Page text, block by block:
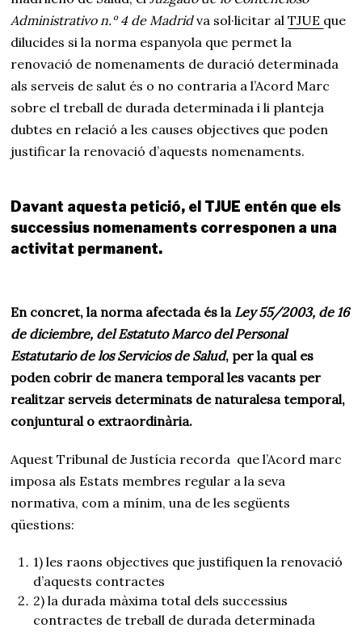
Administrativo n.º 4 de Madridva sol·licitar alTJUE que
dilucides si la norma espanyola que permet la
renovació de nomenaments de duració determinada
als serveis de salut és o no contraria a l’Acord Marc
sobre el treball de durada determinada i li planteja
dubtes en relació a les causes objectives que poden
justificar la renovació d’aquests nomenaments.
Davant aquesta petició, el TJUE entén que els
successius nomenaments corresponen a una
activitat permanent.
En concret, la norma afectada és la Ley 55/2003, de 16
de diciembre, del Estatuto Marco del Personal
Estatutario de los Servicios de Salud, per la qual es
poden cobrir de manera temporal les vacants per
realitzar serveis determinats de naturalesa temporal,
conjuntural o extraordinària.
Aquest Tribunal de Justícia recorda que l’Acord marc
imposa als Estats membres regular a la seva
normativa, com a mínim, una de les següents
qüestions:
1) les raons objectives que justifiquen la renovació
d’aquests contractes
2) la durada màxima total dels successius
contractes de treball de durada determinada